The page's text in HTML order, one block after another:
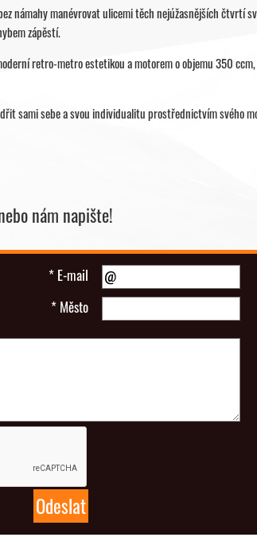
nám napište!
* E-mail
* Město
námahy manévrovat ulicemi těch nejúžasnějších čtvrtí
zápěstí.
retro-metro estetikou a motorem o objemu 350
sami sebe a svou individualitu prostřednictvím svého